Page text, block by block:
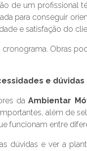
de um profissional
para conseguir
e satisfação do
Obras
e dúvidas
daAmbientar
além de
funcionam entre
dúvidas e ver a